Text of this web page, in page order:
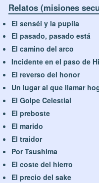
Relatos (misiones
El senséi y la pupila
El pasado, pasado está
El camino del arco
Incidente en el paso de
El reverso del honor
Un lugar al que llamar
El Golpe Celestial
El preboste
El marido
El traidor
Por Tsushima
El coste del hierro
El precio del sake